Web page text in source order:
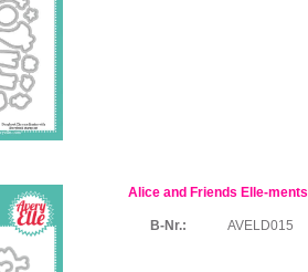
Alice and Friends Elle-ments
B-Nr.: AVELD015